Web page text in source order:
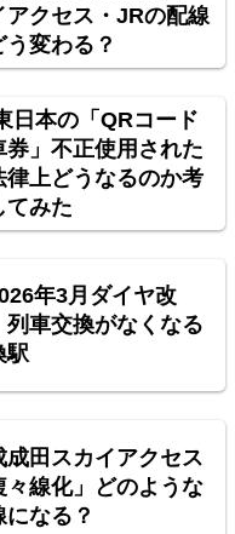
・仙台・秋田・八戸
アクセス・JRの配線
う変わる？
日本の「QRコード
券」不正使用された
律上どうなるのか考
てみた
年3月ダイヤ改
列車交換がなくなる
駅
成田スカイアクセス
々線化」どのような
になる？